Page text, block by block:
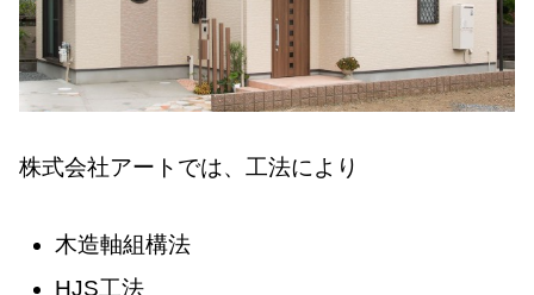
株式会社アートでは、工法により
木造軸組構法
HJS工法